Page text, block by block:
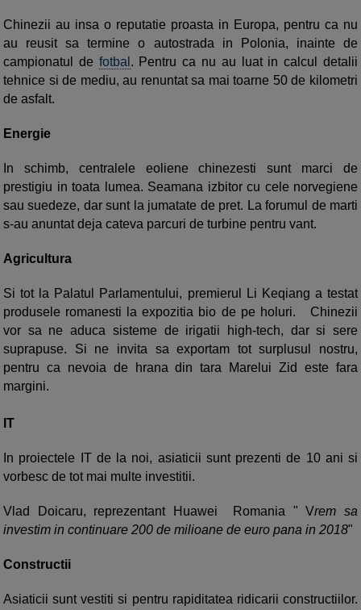
Chinezii au insa o reputatie proasta in Europa, pentru ca nu
au reusit sa termine o autostrada in Polonia, inainte de
campionatul de fotbal . Pentru ca nu au luat in calcul detalii
tehnice si de mediu, au renuntat sa mai toarne 50 de kilometri
de asfalt.
Energie
In schimb, centralele eoliene chinezesti sunt marci de
prestigiu in toata lumea. Seamana izbitor cu cele norvegiene
sau suedeze, dar sunt la jumatate de pret. La forumul de marti
s-au anuntat deja cateva parcuri de turbine pentru vant.
Agricultura
Si tot la Palatul Parlamentului, premierul Li Keqiang a testat
produsele romanesti la expozitia bio de pe holuri. Chinezii
vor sa ne aduca sisteme de irigatii high-tech, dar si sere
suprapuse. Si ne invita sa exportam tot surplusul nostru,
pentru ca nevoia de hrana din tara Marelui Zid este fara
margini.
IT
In proiectele IT de la noi, asiaticii sunt prezenti de 10 ani si
vorbesc de tot mai multe investitii.
Vlad Doicaru, reprezentant Huawei Romania " Vrem sa
investim in continuare 200 de milioane de euro pana in 2018"
Constructii
Asiaticii sunt vestiti si pentru rapiditatea ridicarii constructiilor.